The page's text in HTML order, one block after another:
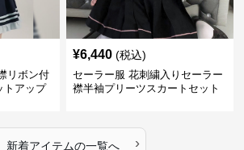
リボン付
トアップ
¥6,440 (税込)
セーラー服 花刺繍入りセーラー
襟半袖プリーツスカートセット
新着アイテムの一覧へ ›